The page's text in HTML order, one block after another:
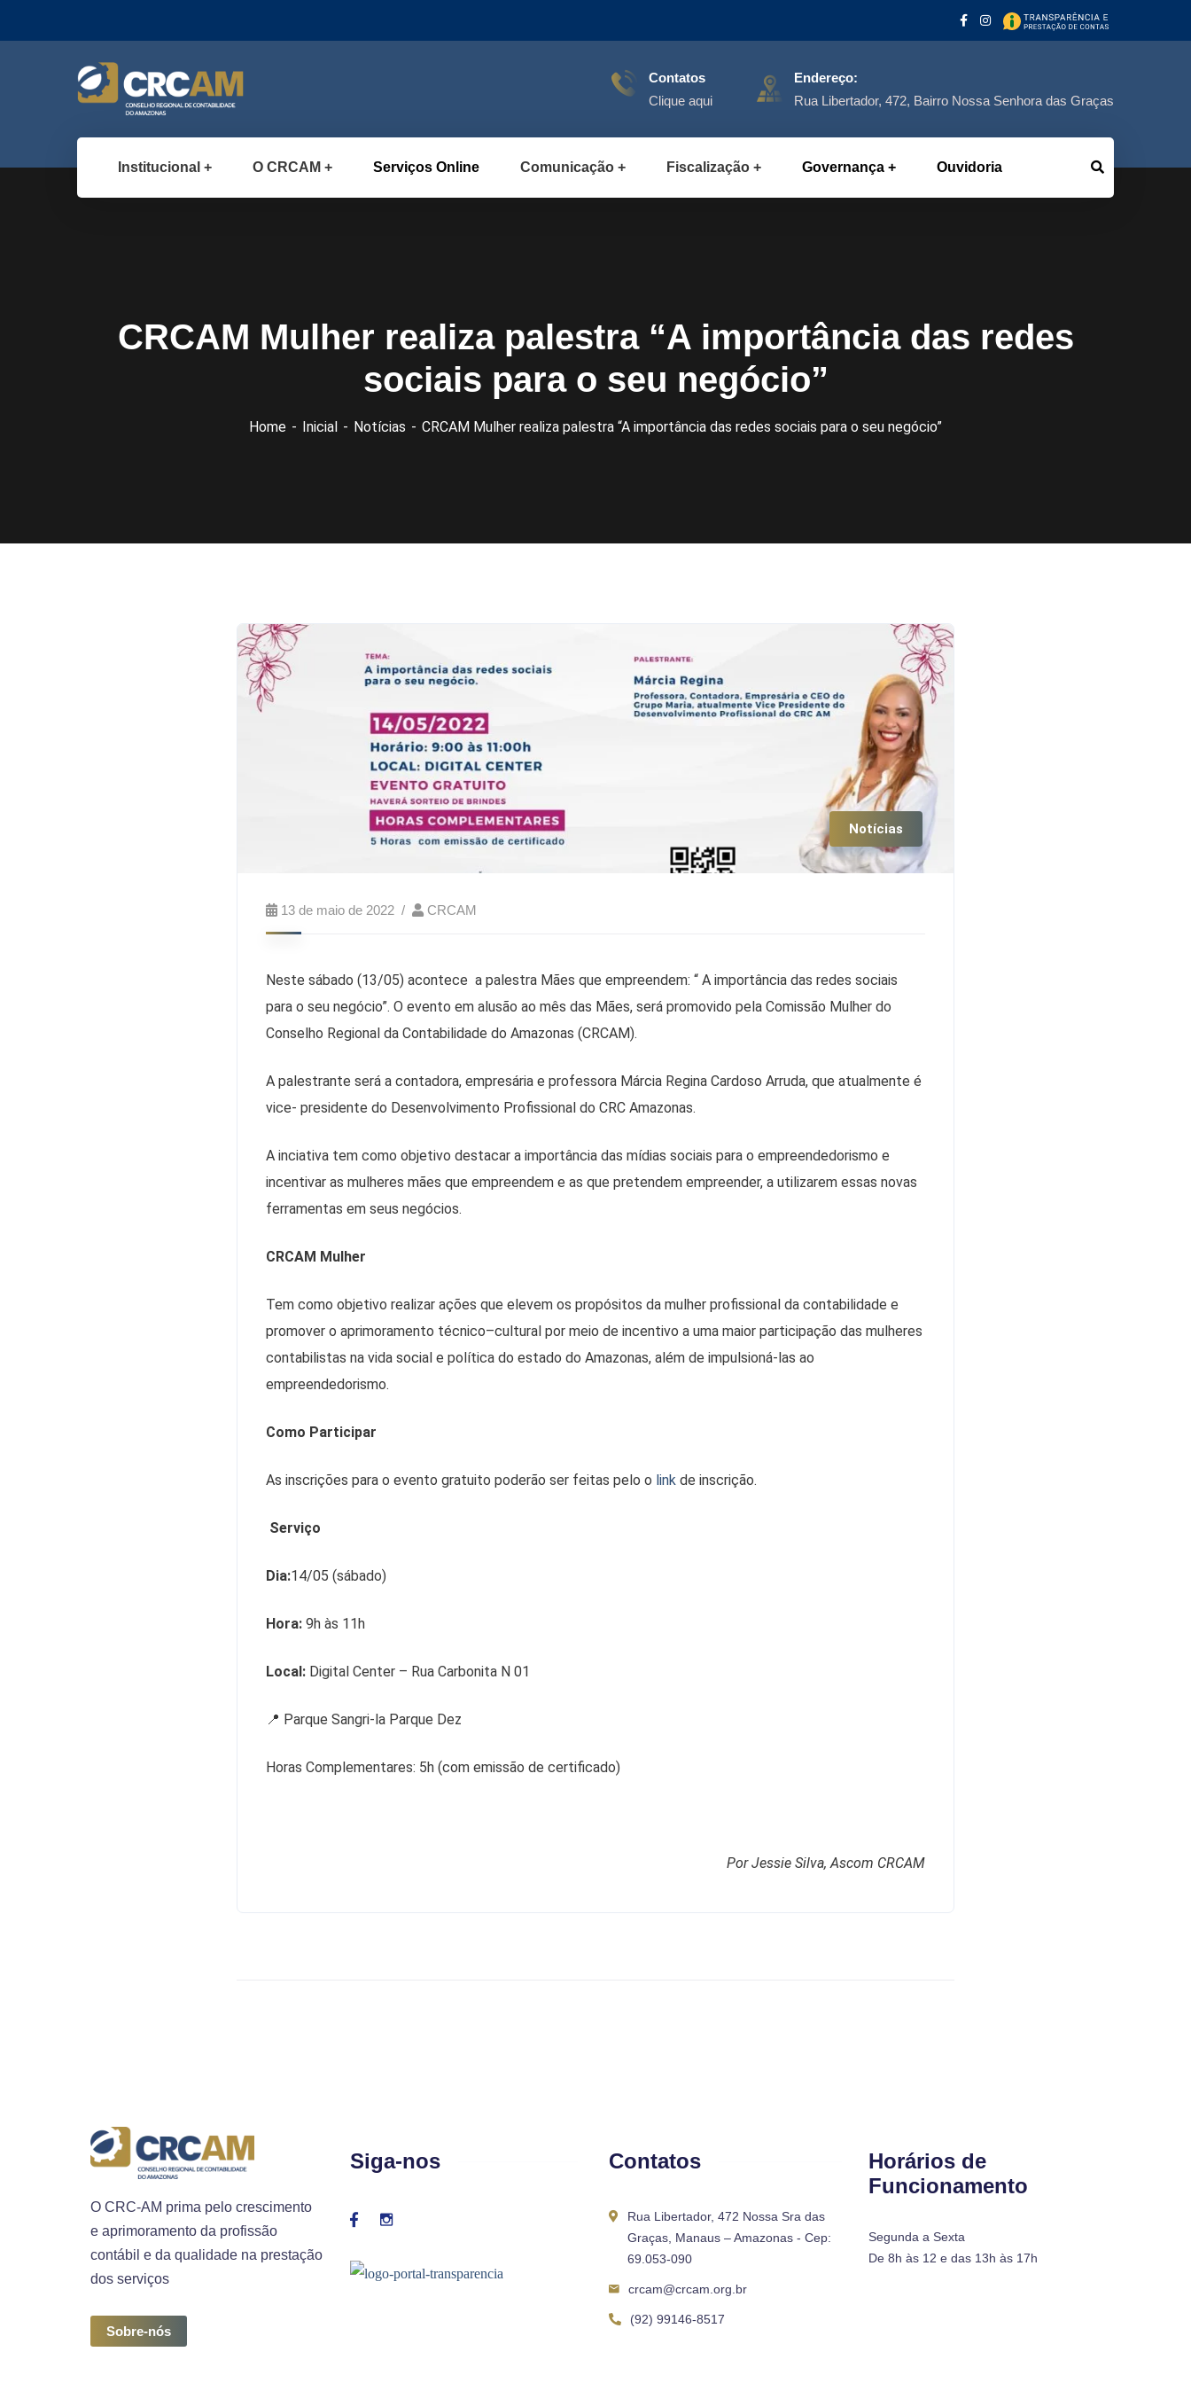
Contatos
Clique aqui
Endereço:
Rua Libertador, 472, Bairro Nossa Senhora das Graças
Institucional O CRCAM Serviços Online Comunicação Fiscalização Governança Ouvidoria
CRCAM Mulher realiza palestra “A importância das redes
sociais para o seu negócio”
Home Inicial Notícias CRCAM Mulher realiza palestra “A importância das redes sociais para o seu negócio”
Notícias
13 de maio de 2022 CRCAM
Neste sábado (13/05) acontece a palestra Mães que empreendem: “ A importância das redes sociais
para o seu negócio”. O evento em alusão ao mês das Mães, será promovido pela Comissão Mulher do
Conselho Regional da Contabilidade do Amazonas (CRCAM).
A palestrante será a contadora, empresária e professora Márcia Regina Cardoso Arruda, que atualmente é
vice- presidente do Desenvolvimento Profissional do CRC Amazonas.
A inciativa tem como objetivo destacar a importância das mídias sociais para o empreendedorismo e
incentivar as mulheres mães que empreendem e as que pretendem empreender, a utilizarem essas novas
ferramentas em seus negócios.
CRCAM Mulher
Tem como objetivo realizar ações que elevem os propósitos da mulher profissional da contabilidade e
promover o aprimoramento técnico–cultural por meio de incentivo a uma maior participação das mulheres
contabilistas na vida social e política do estado do Amazonas, além de impulsioná-las ao
empreendedorismo.
Como Participar
As inscrições para o evento gratuito poderão ser feitas pelo o link de inscrição.
Serviço
Dia:14/05 (sábado)
Hora: 9h às 11h
Local: Digital Center – Rua Carbonita N 01
📍 Parque Sangri-la Parque Dez
Horas Complementares: 5h (com emissão de certificado)
Por Jessie Silva, Ascom CRCAM
O CRC-AM prima pelo crescimento
e aprimoramento da profissão
contábil e da qualidade na prestação
dos serviços
Sobre-nós
Siga-nos Contatos
Rua Libertador, 472 Nossa Sra das
Graças, Manaus – Amazonas - Cep:
69.053-090
crcam@crcam.org.br
(92) 99146-8517
Horários de
Funcionamento
Segunda a Sexta
De 8h às 12 e das 13h às 17h